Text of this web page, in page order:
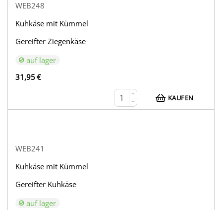
WEB248
Kuhkäse mit Kümmel
Gereifter Ziegenkäse
auf lager
31,95€
+
−
KAUFEN
WEB241
Kuhkäse mit Kümmel
Gereifter Kuhkäse
auf lager